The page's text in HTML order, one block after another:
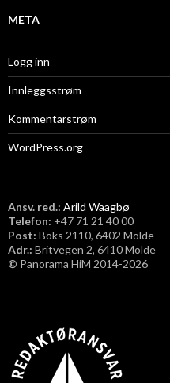
META
Logg inn
Innleggsstrøm
Kommentarstrøm
WordPress.org
Ansv. red.: Arild Waagbø
Telefon: ​+47 71 21 40 00
Post: Boks 2110, 6402 Molde
Adr.: Britvegen 2, 6410 Molde
© Panorama HiM 2014-2026